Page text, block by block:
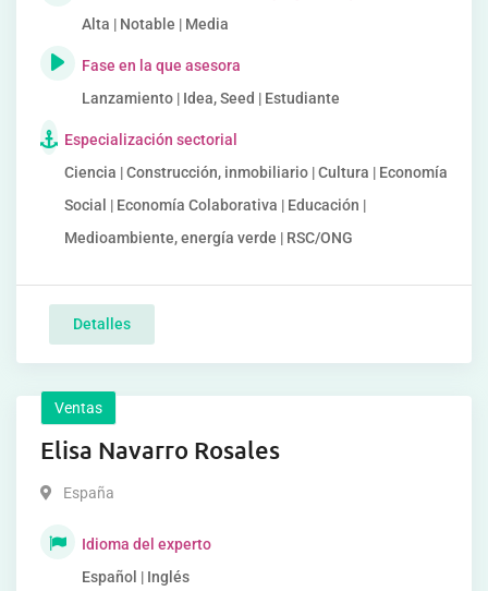
Alta | Notable | Media
Fase en la que asesora
Lanzamiento | Idea, Seed | Estudiante
Especialización sectorial
Ciencia | Construcción, inmobiliario | Cultura | Economía
Social | Economía Colaborativa | Educación |
Medioambiente, energía verde | RSC/ONG
Detalles
Ventas
Elisa Navarro Rosales
España
Idioma del experto
Español | Inglés